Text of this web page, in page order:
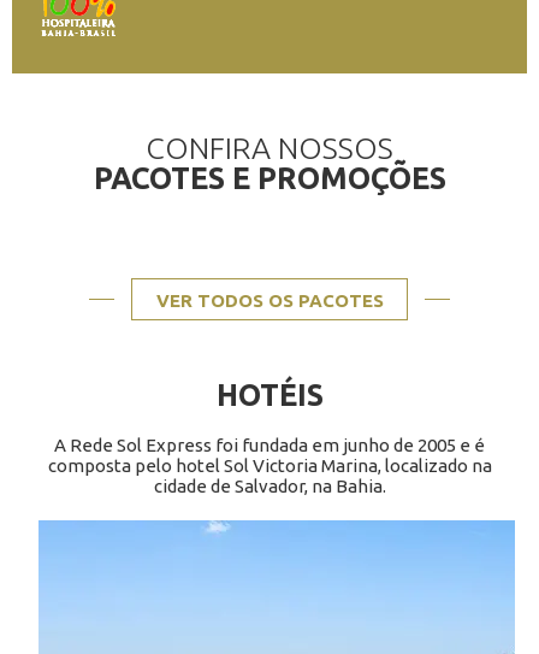
CONFIRA NOSSOS
PACOTES E PROMOÇÕES
VER TODOS OS PACOTES
HOTÉIS
A Rede Sol Express foi fundada em junho de 2005 e é
composta pelo hotel Sol Victoria Marina, localizado na
cidade de Salvador, na Bahia.